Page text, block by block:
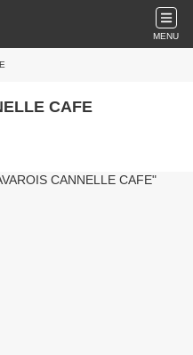
MENU
CAFE